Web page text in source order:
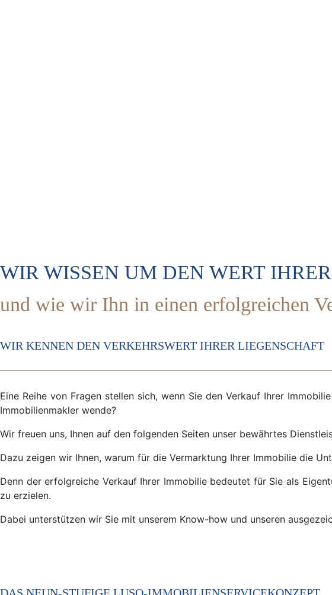
WIR WISSEN UM DEN WERT
und wie wir Ihn in einen erfolgreichen
WIR KENNEN DEN VERKEHRSWERT IHRER LIEGENSCHAFT
Eine Reihe von Fragen stellen sich, wenn Sie den Verkauf Ihrer
Immobilienmakler wende?
Wir freuen uns, Ihnen auf den folgenden Seiten unser bewährtes
Dazu zeigen wir Ihnen, warum für die Vermarktung Ihrer Immobilie die
Denn der erfolgreiche Verkauf Ihrer Immobilie bedeutet für Sie als
zu erzielen.
Dabei unterstützen wir Sie mit unserem Know-how und unseren